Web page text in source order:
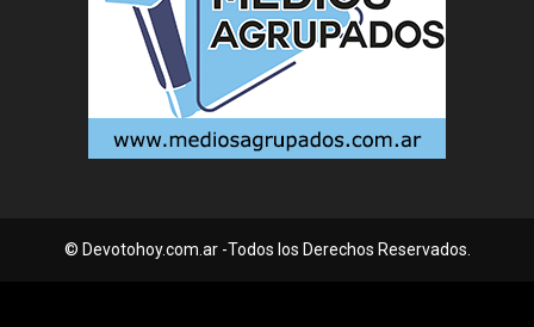
© Devotohoy.com.ar -Todos los Derechos Reservados.